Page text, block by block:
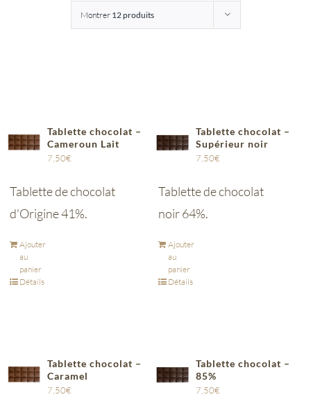
Montrer 12 produits
Tablette chocolat –
Cameroun Lait
7,50€
Tablette de chocolat
d'Origine 41%.
Ajouter
au
panier
Détails
Tablette chocolat –
Supérieur noir
7,50€
Tablette de chocolat
noir 64%.
Ajouter
au
panier
Détails
Tablette chocolat –
Caramel
7,50€
Tablette chocolat –
85%
7,50€